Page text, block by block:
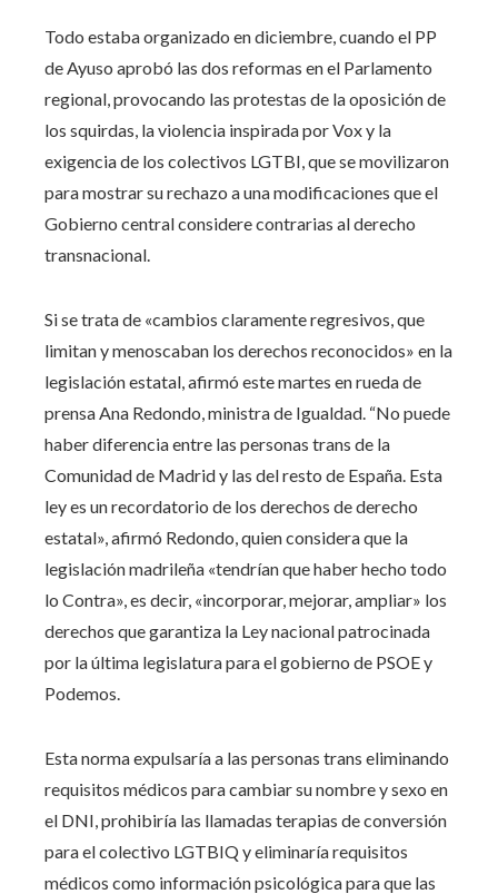
Todo estaba organizado en diciembre, cuando el PP
de Ayuso aprobó las dos reformas en el Parlamento
regional, provocando las protestas de la oposición de
los squirdas, la violencia inspirada por Vox y la
exigencia de los colectivos LGTBI, que se movilizaron
para mostrar su rechazo a una modificaciones que el
Gobierno central considere contrarias al derecho
transnacional.
Si se trata de «cambios claramente regresivos, que
limitan y menoscaban los derechos reconocidos» en la
legislación estatal, afirmó este martes en rueda de
prensa Ana Redondo, ministra de Igualdad. “No puede
haber diferencia entre las personas trans de la
Comunidad de Madrid y las del resto de España. Esta
ley es un recordatorio de los derechos de derecho
estatal», afirmó Redondo, quien considera que la
legislación madrileña «tendrían que haber hecho todo
lo Contra», es decir, «incorporar, mejorar, ampliar» los
derechos que garantiza la Ley nacional patrocinada
por la última legislatura para el gobierno de PSOE y
Podemos.
Esta norma expulsaría a las personas trans eliminando
requisitos médicos para cambiar su nombre y sexo en
el DNI, prohibiría las llamadas terapias de conversión
para el colectivo LGTBIQ y eliminaría requisitos
médicos como información psicológica para que las